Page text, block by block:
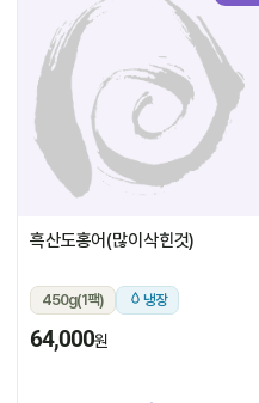
흑산도홍어(많이삭힌것)
450g(1팩) 냉장
64,000원